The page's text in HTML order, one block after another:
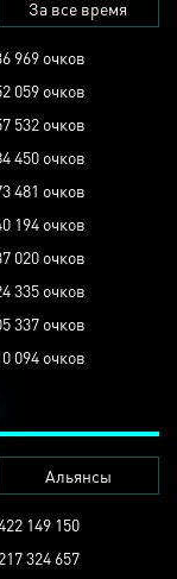
За все время
969 очков
059 очков
532 очков
450 очков
481 очков
194 очков
020 очков
335 очков
337 очков
094 очков
Альянсы
149 150
217 324 657